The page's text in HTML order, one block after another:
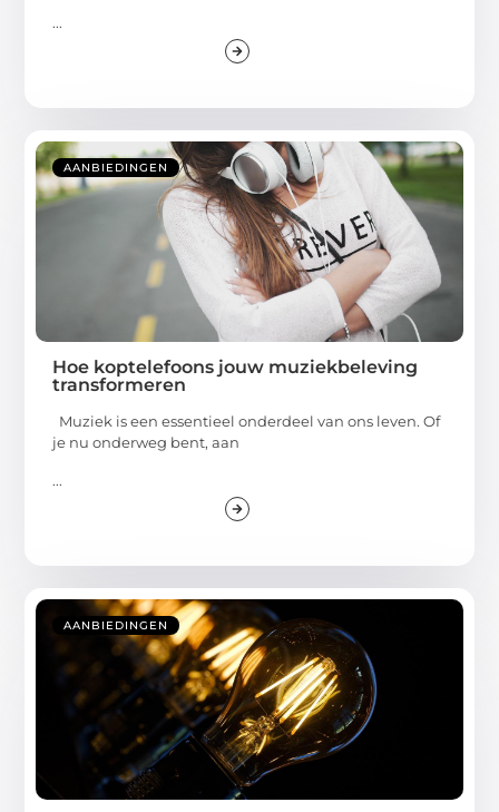
...
AANBIEDINGEN
Hoe koptelefoons jouw muziekbeleving
transformeren
Muziek is een essentieel onderdeel van ons leven. Of
je nu onderweg bent, aan
...
AANBIEDINGEN